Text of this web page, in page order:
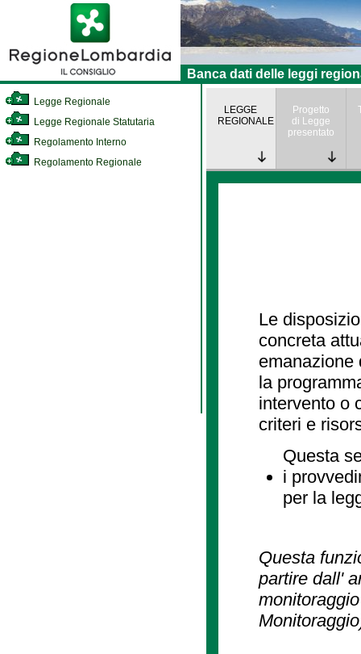
Banca dati delle leggi
Legge Regionale
Legge Regionale Statutaria
Regolamento Interno
Regolamento Regionale
LEGGE
REGIONALE
Progetto
di Legge
presentato
Le
concreta
emanazione
la
intervento o
criteri e
Questa
i
per la
Questa
partire dall'